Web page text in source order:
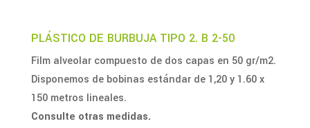
PLÁSTICO DE BURBUJA TIPO 2. B 2-50
Film alveolar compuesto de dos capas en 50 gr/m2.
Disponemos de bobinas estándar de 1,20 y 1.60 x
150 metros lineales.
Consulte otras medidas.